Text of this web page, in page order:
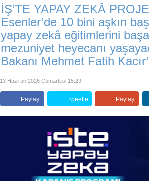
İŞ’TE YAPAY ZEKÂ
Esenler’de 10 bini aşkın
yapay zekâ eğitimlerini
mezuniyet heyecanı
Bakanı Mehmet Fatih
13 Haziran 2026 Cumartesi 15:29
Paylaş Tweetle Paylaş